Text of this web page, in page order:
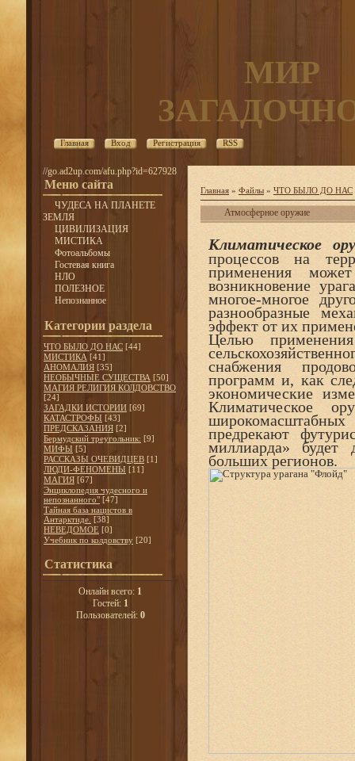
МИР
Главная Вход Регистрация RSS
//go.ad2up.com/afu.php?id=627928
Меню сайта
ЧУДЕСА НА ПЛАНЕТЕ
ЗЕМЛЯ
ЦИВИЛИЗАЦИЯ
МИСТИКА
Фотоальбомы
Гостевая книга
НЛО
ПОЛЕЗНОЕ
Непознанное
Категории раздела
ЧТО БЫЛО ДО НАС [44]
МИСТИКА [41]
АНОМАЛИЯ [35]
НЕОБЫЧНЫЕ СУЩЕСТВА [50]
МАГИЯ РЕЛИГИЯ КОЛДОВСТВО
[24]
ЗАГАДКИ ИСТОРИИ [69]
КАТАСТРОФЫ [43]
ПРЕДСКАЗАНИЯ [2]
Бермудский треугольник: [9]
МИФЫ [5]
РАССКАЗЫ ОЧЕВИДЦЕВ [1]
ЛЮДИ-ФЕНОМЕНЫ [11]
МАГИЯ [67]
Энциклопедия чудесного и
непознанного" [47]
Тайная база нацистов в
Антарктиде. [38]
НЕВЕДОМОЕ [0]
Учебник по колдовству [20]
Статистика
Онлайн всего: 1
Гостей: 1
Пользователей: 0
Главная » Файлы » ЧТО БЫЛО ДО НАС
Атмосферное оружие
Климатическое
процессов на
применения
возникновение
многое-многое
разнообразные
эффект от их
Целью
снабжения
программ и, как
экономические
Климатическое
предрекают
миллиарда» будет
больших регионов.